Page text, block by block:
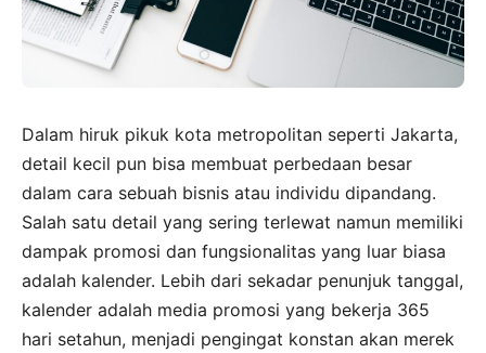
Dalam hiruk pikuk kota metropolitan seperti Jakarta,
detail kecil pun bisa membuat perbedaan besar
dalam cara sebuah bisnis atau individu dipandang.
Salah satu detail yang sering terlewat namun memiliki
dampak promosi dan fungsionalitas yang luar biasa
adalah kalender. Lebih dari sekadar penunjuk tanggal,
kalender adalah media promosi yang bekerja 365
hari setahun, menjadi pengingat konstan akan merek